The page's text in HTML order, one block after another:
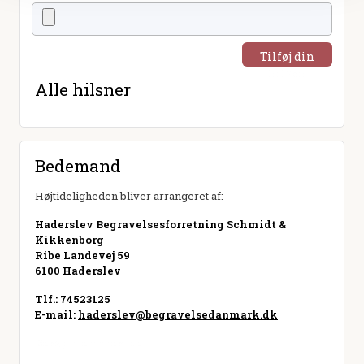
Tilføj din
Alle hilsner
Bedemand
Højtideligheden bliver arrangeret af:
Haderslev Begravelsesforretning Schmidt &
Kikkenborg
Ribe Landevej 59
6100 Haderslev
Tlf.: 74523125
E-mail:haderslev@begravelsedanmark.dk